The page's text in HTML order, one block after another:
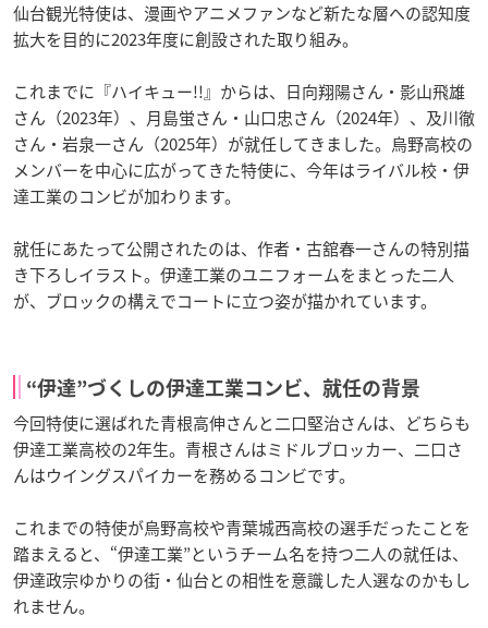
仙台観光特使は、漫画やアニメファンなど新たな層への認知度
拡大を目的に2023年度に創設された取り組み。
これまでに『ハイキュー!!』からは、日向翔陽さん・影山飛雄
さん（2023年）、月島蛍さん・山口忠さん（2024年）、及川徹
さん・岩泉一さん（2025年）が就任してきました。烏野高校の
メンバーを中心に広がってきた特使に、今年はライバル校・伊
達工業のコンビが加わります。
就任にあたって公開されたのは、作者・古舘春一さんの特別描
き下ろしイラスト。伊達工業のユニフォームをまとった二人
が、ブロックの構えでコートに立つ姿が描かれています。
“伊達”づくしの伊達工業コンビ、就任の背景
今回特使に選ばれた青根高伸さんと二口堅治さんは、どちらも
伊達工業高校の2年生。青根さんはミドルブロッカー、二口さ
んはウイングスパイカーを務めるコンビです。
これまでの特使が烏野高校や青葉城西高校の選手だったことを
踏まえると、“伊達工業”というチーム名を持つ二人の就任は、
伊達政宗ゆかりの街・仙台との相性を意識した人選なのかもし
れません。